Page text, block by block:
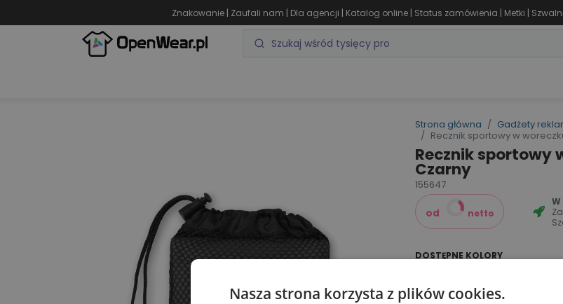
Znakowanie | Zaufali nam | Dla agencji | Katalog online | Status zamówienia | Metki |
Strona główna Gadżety
Recznik sportowy w
Recznik sportowy
Czarny
155647
od netto
DOSTĘPNE KOLORY
Nasza strona korzysta z plików cookies.